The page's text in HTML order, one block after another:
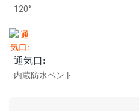
120°
通気口:
内蔵防水ベント